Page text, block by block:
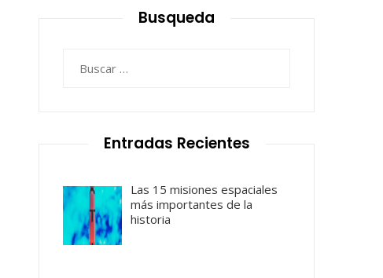
Busqueda
Entradas Recientes
Las 15 misiones espaciales
más importantes de la
historia